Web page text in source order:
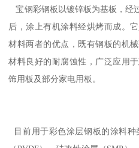
宝钢彩钢板以镀锌板为基板，经
后，涂上有机涂料经烘烤而成。
材料两者的优点，既有钢板的机
材料良好的耐腐蚀性，广泛应用
饰用板及部分家电用板。
目前用于彩色涂层钢板的涂料